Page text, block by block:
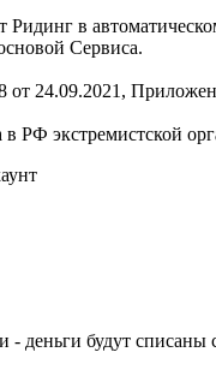
Ридинг в
Сервиса.
24.09.2021,
РФ экстремистской
будут списаны